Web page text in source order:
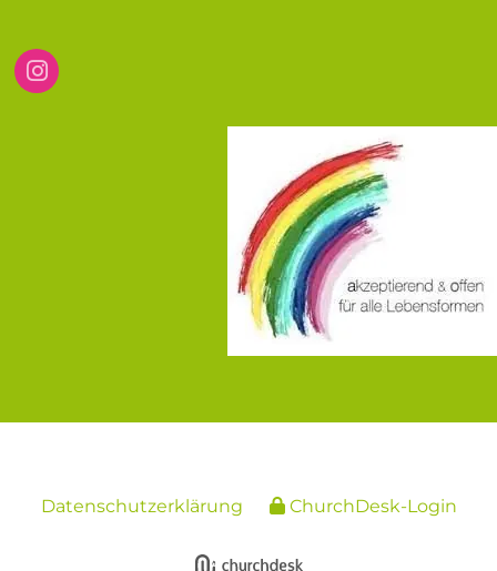
Datenschutzerklärung ChurchDesk-Login